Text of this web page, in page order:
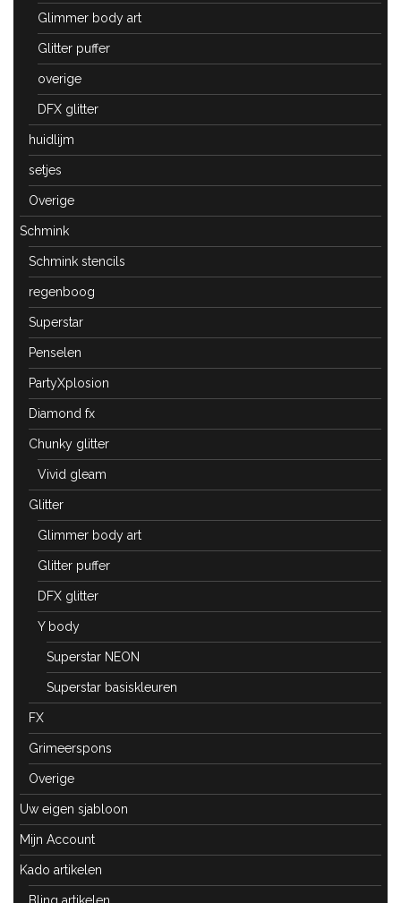
Glimmer body art
Glitter puffer
overige
DFX glitter
huidlijm
setjes
Overige
Schmink
Schmink stencils
regenboog
Superstar
Penselen
PartyXplosion
Diamond fx
Chunky glitter
Vivid gleam
Glitter
Glimmer body art
Glitter puffer
DFX glitter
Y body
Superstar NEON
Superstar basiskleuren
FX
Grimeerspons
Overige
Uw eigen sjabloon
Mijn Account
Kado artikelen